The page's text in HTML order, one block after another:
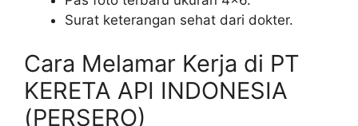
Surat keterangan sehat dari dokter.
Cara Melamar Kerja di PT
KERETA API INDONESIA
(PERSERO)